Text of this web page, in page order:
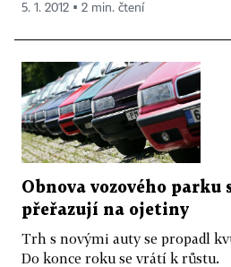
5. 1. 2012 ▪ 2 min. čtení
Obnova vozového parku
přeřazují na ojetiny
Trh s novými auty se propadl
Do konce roku se vrátí k růstu.